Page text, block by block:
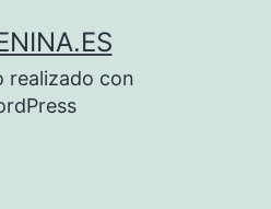
realizado con